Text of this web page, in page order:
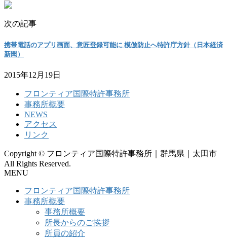
次の記事
携帯電話のアプリ画面、意匠登録可能に 模倣防止へ特許庁方針（日本経済
新聞）
2015年12月19日
フロンティア国際特許事務所
事務所概要
NEWS
アクセス
リンク
Copyright © フロンティア国際特許事務所｜群馬県｜太田市
All Rights Reserved.
MENU
フロンティア国際特許事務所
事務所概要
事務所概要
所長からのご挨拶
所員の紹介